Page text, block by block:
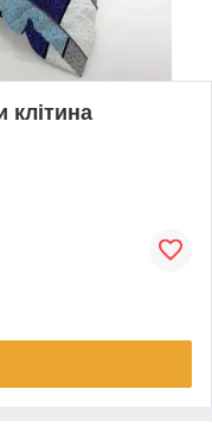
клітина